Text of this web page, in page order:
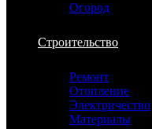
Огород
Строительство
Ремонт
Отопление
Электричество
Материалы